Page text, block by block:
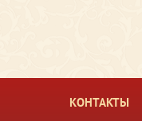
КОНТАКТЫ